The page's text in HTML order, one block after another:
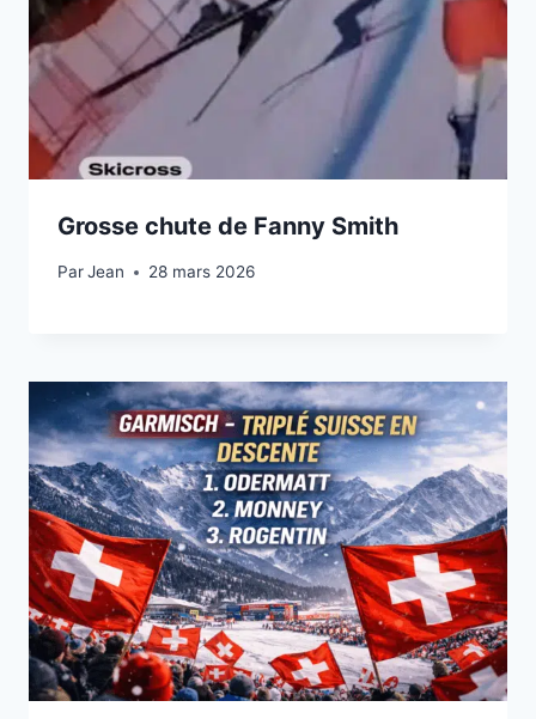
Grosse chute de Fanny Smith
ParJean
28 février 202628 mars 2026